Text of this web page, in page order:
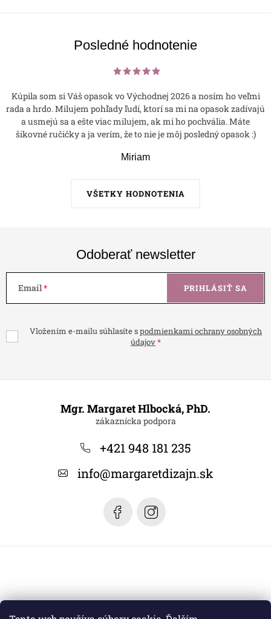
Posledné hodnotenie
VŠETKY HODNOTENIA
Kúpila som si Váš opasok vo Východnej 2026 a nosím ho veľmi
rada a hrdo. Milujem pohľady ľudí, ktorí sa mi na opasok zadívajú
a usmejú sa a ešte viac milujem, ak mi ho pochvália. Máte
šikovné ručičky a ja verím, že to nie je môj posledný opasok :)
Miriam
Odoberať newsletter
Email
Vložením e-mailu súhlasíte spodmienkami ochrany osobných
údajov
PRIHLÁSIŤ SA
Mgr. Margaret Hlbocká, PhD.
+421 948 181 235
info@margaretdizajn.sk